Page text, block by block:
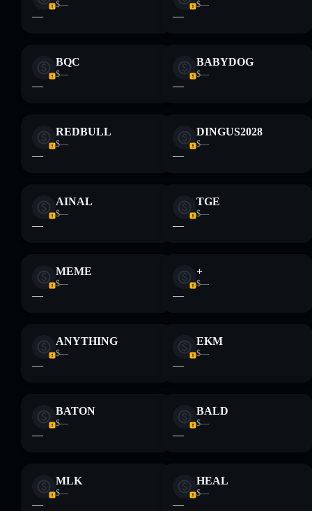
formativi e non costituiscono una consulenza finanziaria.
$—
—
$—
—
BQC
$—
—
BABYDOG
$—
—
REDBULL
$—
—
DINGUS2028
$—
—
AINAL
$—
—
TGE
$—
—
MEME
$—
—
+
$—
—
ANYTHING
$—
—
EKM
$—
—
BATON
$—
—
BALD
$—
—
MLK
$—
—
HEAL
$—
—